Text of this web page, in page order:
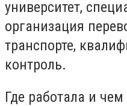
университет,
организация
транспорте,
контроль.
Где работала и